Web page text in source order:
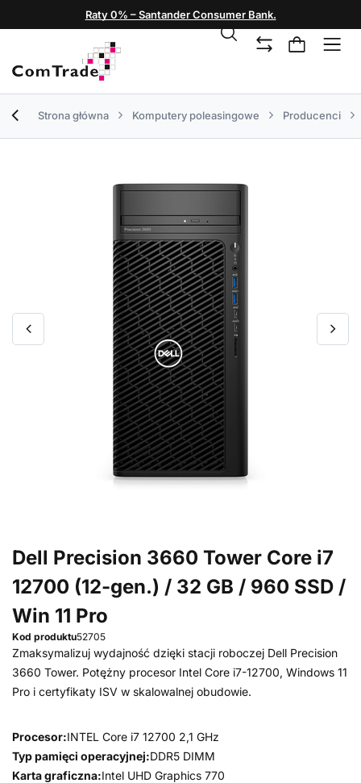
Raty 0% – Santander Consumer Bank.
Strona główna Komputery poleasingowe Producenci
Dell Precision 3660 Tower Core i7
12700 (12-gen.) / 32 GB / 960 SSD /
Win 11 Pro
Kod produktu52705
Zmaksymalizuj wydajność dzięki stacji roboczej Dell Precision
3660 Tower. Potężny procesor Intel Core i7-12700, Windows 11
Pro i certyfikaty ISV w skalowalnej obudowie.
Procesor:INTEL Core i7 12700 2,1 GHz
Typ pamięci operacyjnej:DDR5 DIMM
Karta graficzna:Intel UHD Graphics 770